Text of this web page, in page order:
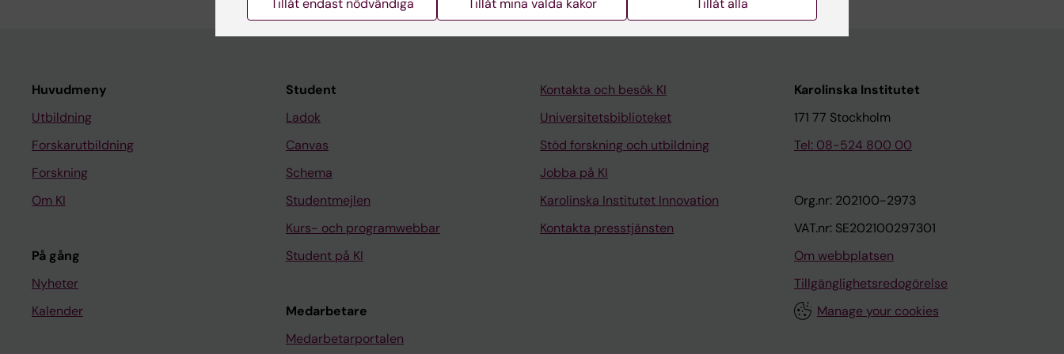
Huvudmeny
Utbildning
Forskarutbildning
Forskning
Om KI
På gång
Nyheter
Kalender
Student
Ladok
Canvas
Schema
Studentmejlen
Kurs- och programwebbar
Student på KI
Medarbetare
Medarbetarportalen
Kontakta och besök KI
Universitetsbiblioteket
Stöd forskning och utbildning
Jobba på KI
Karolinska Institutet Innovation
Kontakta presstjänsten
Karolinska Institutet
171 77 Stockholm
Tel: 08-524 800 00
Org.nr: 202100-2973
VAT.nr: SE202100297301
Om webbplatsen
Tillgänglighetsredogörelse
Manage your cookies
Tillåt endast nödvändiga Tillåt mina valda kakor Tillåt alla